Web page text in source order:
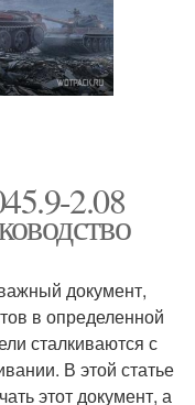
2.08
документ,
в определенной
сталкиваются с
В этой статье
этот документ, а